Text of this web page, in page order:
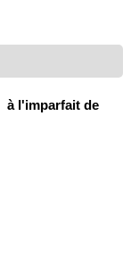
à l'imparfait de